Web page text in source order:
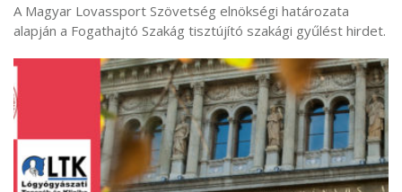
A Magyar Lovassport Szövetség elnökségi határozata
alapján a Fogathajtó Szakág tisztújító szakági gyűlést hirdet.